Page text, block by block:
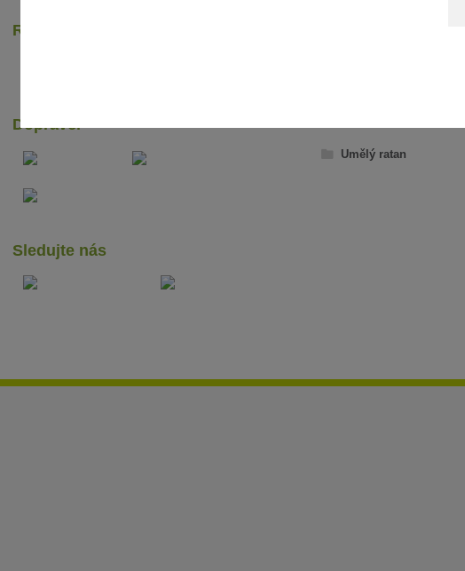
Rychlé online platby
Dopravci
Sledujte nás
Umělý ratan